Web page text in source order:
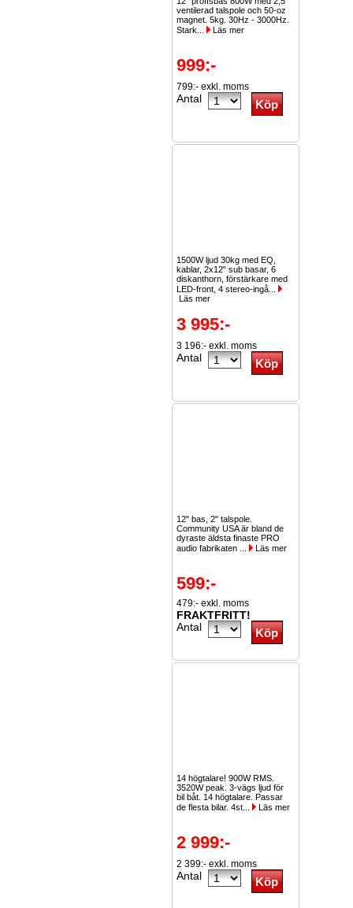
ventilerad talspole och 50-oz
magnet. 5kg. 30Hz - 3000Hz.
Stark...
Läs mer
999:-
799:- exkl. moms
Antal
1500W ljud 30kg med EQ,
kablar, 2x12" sub basar, 6
diskanthorn, förstärkare med
LED-front, 4 stereo-ingå...
Läs mer
3 995:-
3 196:- exkl. moms
Antal
12" bas, 2" talspole.
Community USA är bland de
dyraste äldsta finaste PRO
audio fabrikaten ...
Läs mer
599:-
479:- exkl. moms
FRAKTFRITT!
Antal
14 högtalare! 900W RMS.
3520W peak. 3-vägs ljud för
bil båt. 14 högtalare. Passar
de flesta bilar. 4st...
Läs mer
2 999:-
2 399:- exkl. moms
Antal